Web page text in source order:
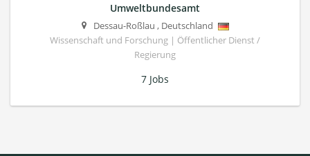
Umweltbundesamt
Dessau-Roßlau , Deutschland
Wissenschaft und Forschung | Öffentlicher Dienst /
Regierung
7 Jobs